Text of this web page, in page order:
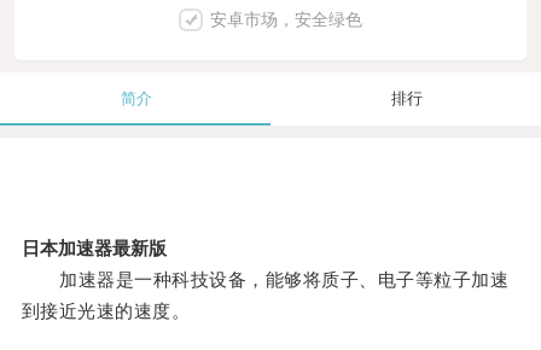
安卓市场，安全绿色
简介 排行
日本加速器最新版
加速器是一种科技设备，能够将质子、电子等粒子加速
到接近光速的速度。